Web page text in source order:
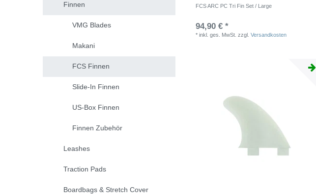
Finnen
VMG Blades
Makani
FCS Finnen
Slide-In Finnen
US-Box Finnen
Finnen Zubehör
Leashes
Traction Pads
Boardbags & Stretch Cover
FCS ARC PC Tri Fin Set / Large
94,90 € *
*inkl. ges. MwSt. zzgl.Versandkosten